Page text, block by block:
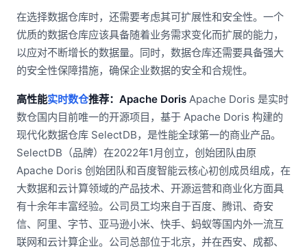
在选择数据仓库时，还需要考虑其可扩展性和安全性。一个
优质的数据仓库应该具备随着业务需求变化而扩展的能力，
以应对不断增长的数据量。同时，数据仓库还需要具备强大
的安全性保障措施，确保企业数据的安全和合规性。
高性能实时数仓推荐：Apache Doris Apache Doris 是实时
数仓国内目前唯一的开源项目，基于 Apache Doris 构建的
现代化数据仓库 SelectDB，是性能全球第一的商业产品。
SelectDB（品牌）在2022年1月创立，创始团队由原
Apache Doris 创始团队和百度智能云核心初创成员组成，在
大数据和云计算领域的产品技术、开源运营和商业化方面具
有十余年丰富经验。公司员工均来自于百度、腾讯、奇安
信、阿里、字节、亚马逊小米、快手、蚂蚁等国内外一流互
联网和云计算企业。公司总部位于北京，并在西安、成都、